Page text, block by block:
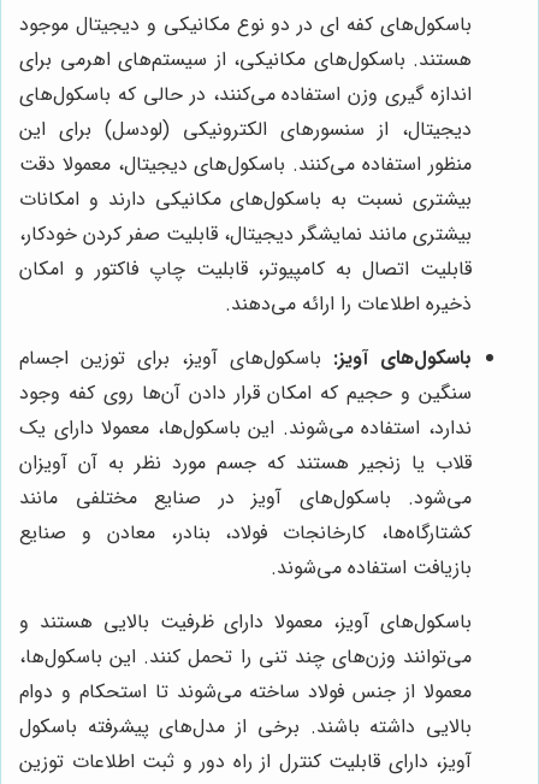
باسکول‌های کفه ای در دو نوع مکانیکی و دیجیتال موجود
هستند. باسکول‌های مکانیکی، از سیستم‌های اهرمی برای
اندازه گیری وزن استفاده می‌کنند، در حالی که باسکول‌های
دیجیتال، از سنسورهای الکترونیکی (لودسل) برای این
منظور استفاده می‌کنند. باسکول‌های دیجیتال، معمولا دقت
بیشتری نسبت به باسکول‌های مکانیکی دارند و امکانات
بیشتری مانند نمایشگر دیجیتال، قابلیت صفر کردن خودکار،
قابلیت اتصال به کامپیوتر، قابلیت چاپ فاکتور و امکان
ذخیره اطلاعات را ارائه می‌دهند.
باسکول‌های آویز: باسکول‌های آویز، برای توزین اجسام
سنگین و حجیم که امکان قرار دادن آن‌ها روی کفه وجود
ندارد، استفاده می‌شوند. این باسکول‌ها، معمولا دارای یک
قلاب یا زنجیر هستند که جسم مورد نظر به آن آویزان
می‌شود. باسکول‌های آویز در صنایع مختلفی مانند
کشتارگاه‌ها، کارخانجات فولاد، بنادر، معادن و صنایع
بازیافت استفاده می‌شوند.
باسکول‌های آویز، معمولا دارای ظرفیت بالایی هستند و
می‌توانند وزن‌های چند تنی را تحمل کنند. این باسکول‌ها،
معمولا از جنس فولاد ساخته می‌شوند تا استحکام و دوام
بالایی داشته باشند. برخی از مدل‌های پیشرفته باسکول
آویز، دارای قابلیت کنترل از راه دور و ثبت اطلاعات توزین